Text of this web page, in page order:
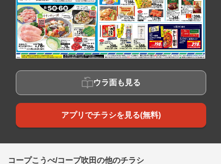
ウラ面も見る
アプリでチラシを見る(無料)
コープこうべ/コープ吹田の他のチラシ